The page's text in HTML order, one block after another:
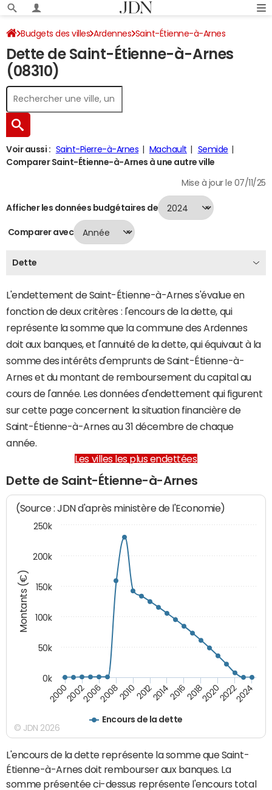
Budgets des villes Ardennes Saint-Étienne-à-Arnes
Dette au 31/12/2024
Dette de Saint-Étienne-à-Arnes
(08310)
Voir aussi : Saint-Pierre-à-Arnes Machault
Semide
Comparer Saint-Étienne-à-Arnes à une autre ville
Mise à jour le 07/11/25
Afficher les données budgétaires de
Comparer avec
Dette
L'endettement de Saint-Étienne-à-Arnes s'évalue en
fonction de deux critères : l'encours de la dette, qui
représente la somme que la commune des Ardennes
doit aux banques, et l'annuité de la dette, qui équivaut à la
somme des intérêts d'emprunts de Saint-Étienne-à-
Arnes et du montant de remboursement du capital au
cours de l'année. Les données d'endettement qui figurent
sur cette page concernent la situation financière de
Saint-Étienne-à-Arnes au 31 décembre de chaque
année.
Les villes les plus endettées
Dette de Saint-Étienne-à-Arnes
Montants (€)
(Source : JDN d'après ministère de l'Economie)
Encours de la dette
200020022006200820102012201420162018202020222024
0k
50k
100k
150k
200k
250k
© JDN 2026
L'encours de la dette représente la somme que Saint-
Étienne-à-Arnes doit rembourser aux banques. La
somme présentée ci-dessus représente l'encours total